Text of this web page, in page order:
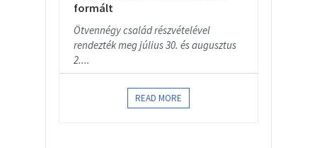
formált
Ötvennégy család részvételével
rendezték meg július 30. és augusztus
2....
READ MORE